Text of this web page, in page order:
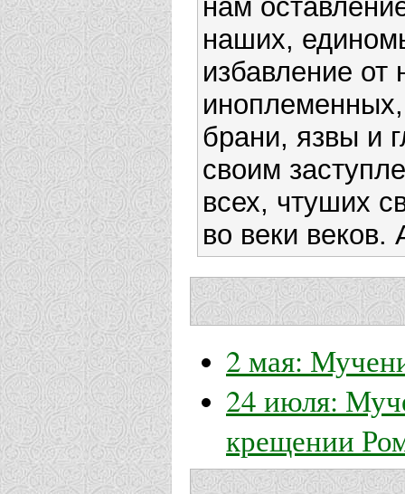
нам
наших,
избавление от
брани, язвы и
своим
всех, чтуших
во веки веков.
2 мая:
24 июля:
крещении